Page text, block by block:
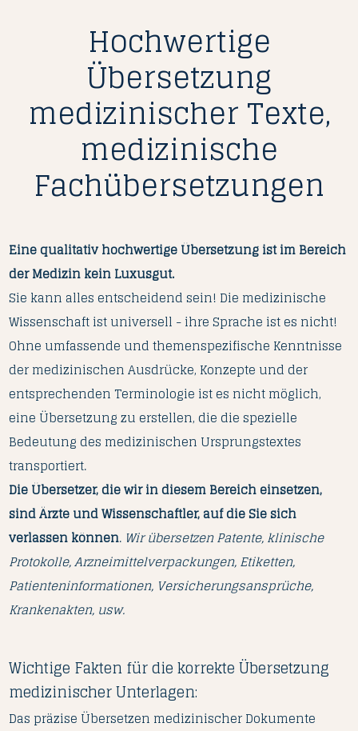
Hochwertige
Übersetzung
medizinischer Texte,
medizinische
Fachübersetzungen
Eine qualitativ hochwertige Übersetzung ist im Bereich
der Medizin kein Luxusgut.
Sie kann alles entscheidend sein! Die medizinische
Wissenschaft ist universell - ihre Sprache ist es nicht!
Ohne umfassende und themenspezifische Kenntnisse
der medizinischen Ausdrücke, Konzepte und der
entsprechenden Terminologie ist es nicht möglich,
eine Übersetzung zu erstellen, die die spezielle
Bedeutung des medizinischen Ursprungstextes
transportiert.
Die Übersetzer, die wir in diesem Bereich einsetzen,
sind Ärzte und Wissenschaftler, auf die Sie sich
verlassen können. Wir übersetzen Patente, klinische
Protokolle, Arzneimittelverpackungen, Etiketten,
Patienteninformationen, Versicherungsansprüche,
Krankenakten, usw.
Wichtige Fakten für die korrekte Übersetzung
medizinischer Unterlagen:
Das präzise Übersetzen medizinischer Dokumente